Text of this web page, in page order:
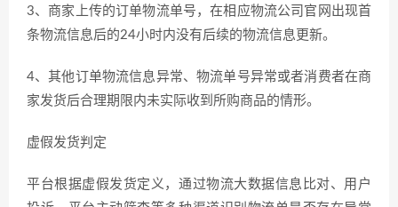
3、商家上传的订单物流单号，在相应物流公司官网出现首
条物流信息后的24小时内没有后续的物流信息更新。
4、其他订单物流信息异常、物流单号异常或者消费者在商
家发货后合理期限内未实际收到所购商品的情形。
虚假发货判定
平台根据虚假发货定义，通过物流大数据信息比对、用户